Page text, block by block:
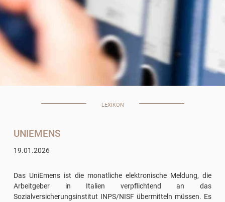
LEXIKON
UNIEMENS
19.01.2026
Das UniEmens ist die monatliche elektronische Meldung, die
Arbeitgeber in Italien verpflichtend an das
Sozialversicherungsinstitut INPS/NISF übermitteln müssen. Es